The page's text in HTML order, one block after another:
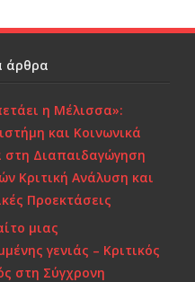
άρθρα
η Μέλισσα»:
και Κοινωνικά
Διαπαιδαγώγηση
Κριτική Ανάλυση και
Προεκτάσεις
μιας
γενιάς – Κριτικός
στη Σύγχρονη